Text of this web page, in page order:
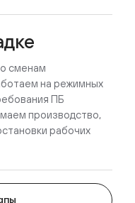
сменам
на режимных
ПБ
производство,
рабочих